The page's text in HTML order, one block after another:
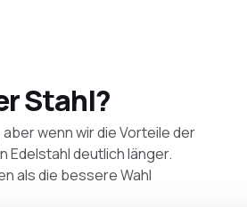
Stahl?
wenn wir die Vorteile der
Edelstahl deutlich länger.
als die bessere Wahl